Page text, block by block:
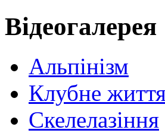
Відеогалерея
Альпінізм
Клубне
Скелелазіння